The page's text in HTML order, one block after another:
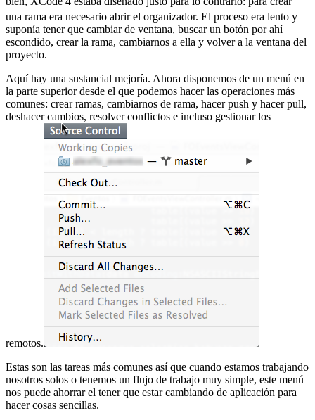
una rama era necesario abrir el organizador. El proceso era lento y
suponía tener que cambiar de ventana, buscar un botón por ahí
escondido, crear la rama, cambiarnos a ella y volver a la ventana del
proyecto.
Aquí hay una sustancial mejoría. Ahora disponemos de un menú en
la parte superior desde el que podemos hacer las operaciones más
comunes: crear ramas, cambiarnos de rama, hacer push y hacer pull,
deshacer cambios, resolver conflictos e incluso gestionar los
remotos.
Estas son las tareas más comunes así que cuando estamos trabajando
nosotros solos o tenemos un flujo de trabajo muy simple, este menú
nos puede ahorrar el tener que estar cambiando de aplicación para
hacer cosas sencillas.